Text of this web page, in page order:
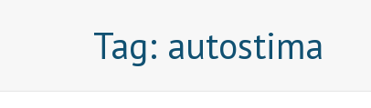
Tag: autostima